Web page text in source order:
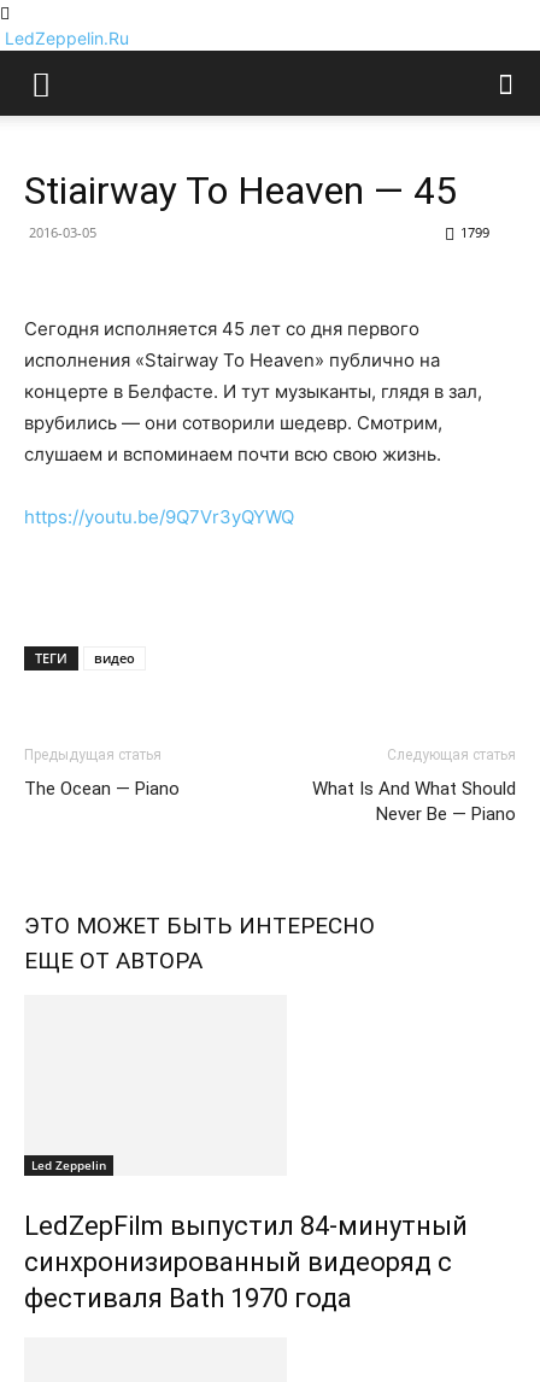
LedZeppelin.Ru
Stiairway To Heaven — 45
2016-03-05 1799
Сегодня исполняется 45 лет со дня первого
исполнения «Stairway To Heaven» публично на
концерте в Белфасте. И тут музыканты, глядя в зал,
врубились — они сотворили шедевр. Смотрим,
слушаем и вспоминаем почти всю свою жизнь.
https://youtu.be/9Q7Vr3yQYWQ
ТЕГИ видео
Предыдущая статья
The Ocean — Piano
Следующая статья
What Is And What Should
Never Be — Piano
ЭТО МОЖЕТ БЫТЬ ИНТЕРЕСНО
ЕЩЕ ОТ АВТОРА
Led Zeppelin
LedZepFilm выпустил 84-минутный
синхронизированный видеоряд с
фестиваля Bath 1970 года